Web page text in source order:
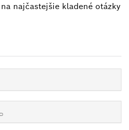
najčastejšie kladené otázky